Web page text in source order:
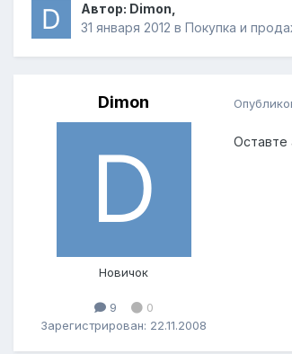
Автор: Dimon
31 января 2012 в Покупка и
Dimon
Новичок
9
0
Зарегистрирован: 22.11.2008
Оставте